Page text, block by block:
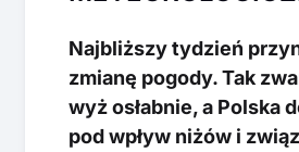
Najbliższy tydzień
zmianę pogody. Tak
wyż osłabnie, a Polska
pod wpływ niżów i